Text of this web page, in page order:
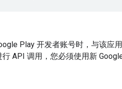
Play 开发者账号时，与该应
API 调用，您必须使用新